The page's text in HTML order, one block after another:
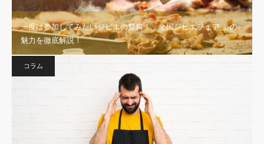
一度は参加してみたいジビエの祭典！「全国ジビエフェア 」の
魅力を徹底解説！
コラム